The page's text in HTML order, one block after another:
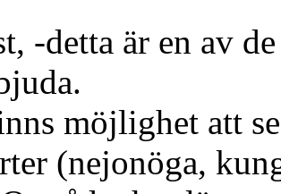
-detta är en av
möjlighet att
(nejonöga,